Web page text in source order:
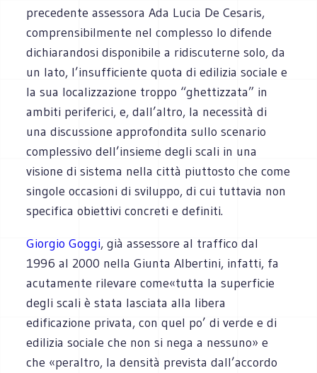
precedente assessora Ada Lucia De Cesaris,
comprensibilmente nel complesso lo difende
dichiarandosi disponibile a ridiscuterne solo, da
un lato, l’insufficiente quota di edilizia sociale e
la sua localizzazione troppo “ghettizzata” in
ambiti periferici, e, dall’altro, la necessità di
una discussione approfondita sullo scenario
complessivo dell’insieme degli scali in una
visione di sistema nella città piuttosto che come
singole occasioni di sviluppo, di cui tuttavia non
specifica obiettivi concreti e definiti.
Giorgio Goggi, già assessore al traffico dal
1996 al 2000 nella Giunta Albertini, infatti, fa
acutamente rilevare come«tutta la superficie
degli scali è stata lasciata alla libera
edificazione privata, con quel po’ di verde e di
edilizia sociale che non si nega a nessuno» e
che «peraltro, la densità prevista dall’accordo